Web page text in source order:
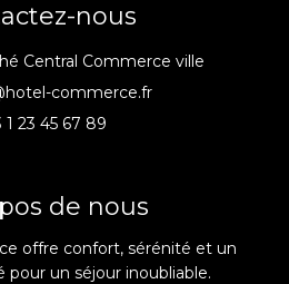
nous
Central Commerce ville
commerce.fr
1 23 45 67 89
de nous
offre confort, sérénité et un
pour un séjour inoubliable.